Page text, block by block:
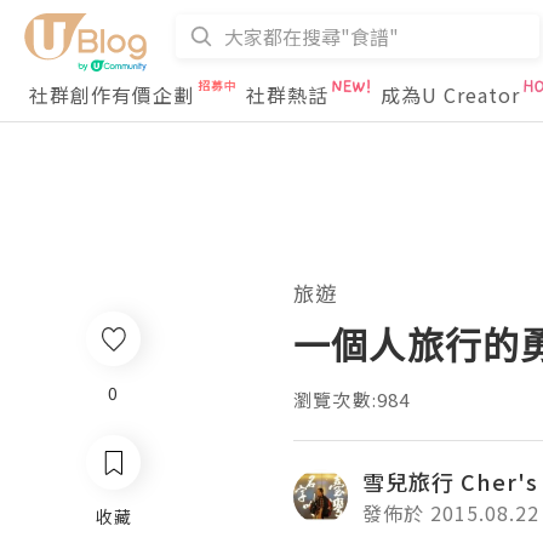
社群創作有價企劃 社群熱話 成為U Creator
旅遊
一個人旅行的
瀏覽次數:984
雪兒旅行
發佈於 2015.08.22
0
收藏